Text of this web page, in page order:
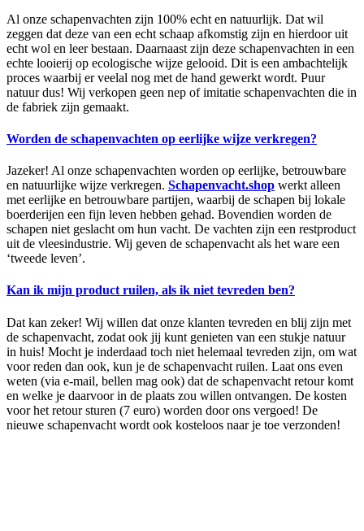
Al onze schapenvachten zijn 100% echt en natuurlijk. Dat wil
zeggen dat deze van een echt schaap afkomstig zijn en hierdoor uit
echt wol en leer bestaan. Daarnaast zijn deze schapenvachten in een
echte looierij op ecologische wijze gelooid. Dit is een ambachtelijk
proces waarbij er veelal nog met de hand gewerkt wordt. Puur
natuur dus! Wij verkopen geen nep of imitatie schapenvachten die in
de fabriek zijn gemaakt.
Worden de schapenvachten op eerlijke wijze verkregen?
Jazeker! Al onze schapenvachten worden op eerlijke, betrouwbare
en natuurlijke wijze verkregen. Schapenvacht.shop werkt alleen
met eerlijke en betrouwbare partijen, waarbij de schapen bij lokale
boerderijen een fijn leven hebben gehad. Bovendien worden de
schapen niet geslacht om hun vacht. De vachten zijn een restproduct
uit de vleesindustrie. Wij geven de schapenvacht als het ware een
‘tweede leven’.
Kan ik mijn product ruilen, als ik niet tevreden ben?
Dat kan zeker! Wij willen dat onze klanten tevreden en blij zijn met
de schapenvacht, zodat ook jij kunt genieten van een stukje natuur
in huis! Mocht je inderdaad toch niet helemaal tevreden zijn, om wat
voor reden dan ook, kun je de schapenvacht ruilen. Laat ons even
weten (via e-mail, bellen mag ook) dat de schapenvacht retour komt
en welke je daarvoor in de plaats zou willen ontvangen. De kosten
voor het retour sturen (7 euro) worden door ons vergoed! De
nieuwe schapenvacht wordt ook kosteloos naar je toe verzonden!